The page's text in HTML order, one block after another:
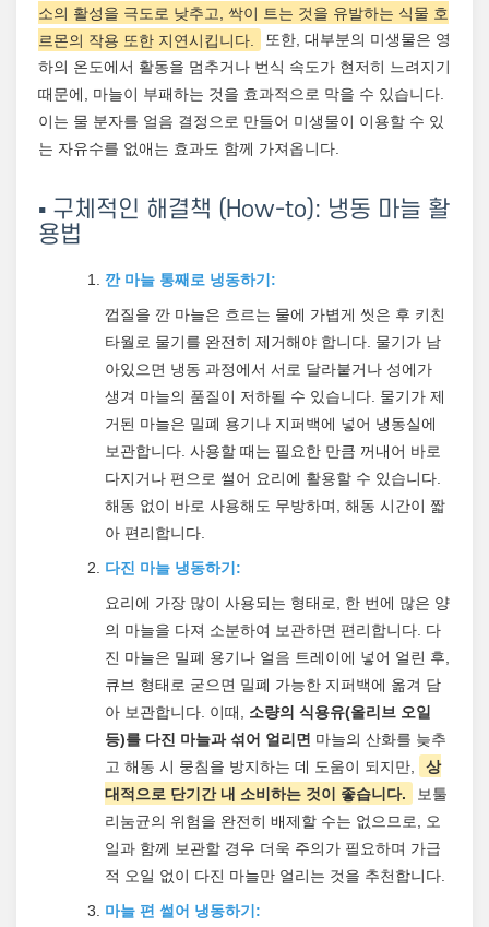
소의 활성을 극도로 낮추고, 싹이 트는 것을 유발하는 식물 호
르몬의 작용 또한 지연시킵니다.
또한, 대부분의 미생물은 영
하의 온도에서 활동을 멈추거나 번식 속도가 현저히 느려지기
때문에, 마늘이 부패하는 것을 효과적으로 막을 수 있습니다.
이는 물 분자를 얼음 결정으로 만들어 미생물이 이용할 수 있
는 자유수를 없애는 효과도 함께 가져옵니다.
▪️ 구체적인 해결책 (How-to): 냉동 마늘 활
용법
깐 마늘 통째로 냉동하기:
껍질을 깐 마늘은 흐르는 물에 가볍게 씻은 후 키친
타월로 물기를 완전히 제거해야 합니다. 물기가 남
아있으면 냉동 과정에서 서로 달라붙거나 성에가
생겨 마늘의 품질이 저하될 수 있습니다. 물기가 제
거된 마늘은 밀폐 용기나 지퍼백에 넣어 냉동실에
보관합니다. 사용할 때는 필요한 만큼 꺼내어 바로
다지거나 편으로 썰어 요리에 활용할 수 있습니다.
해동 없이 바로 사용해도 무방하며, 해동 시간이 짧
아 편리합니다.
다진 마늘 냉동하기:
요리에 가장 많이 사용되는 형태로, 한 번에 많은 양
의 마늘을 다져 소분하여 보관하면 편리합니다. 다
진 마늘은 밀폐 용기나 얼음 트레이에 넣어 얼린 후,
큐브 형태로 굳으면 밀폐 가능한 지퍼백에 옮겨 담
아 보관합니다. 이때, 소량의 식용유(올리브 오일
등)를 다진 마늘과 섞어 얼리면 마늘의 산화를 늦추
고 해동 시 뭉침을 방지하는 데 도움이 되지만,
상
대적으로 단기간 내 소비하는 것이 좋습니다.
보툴
리눔균의 위험을 완전히 배제할 수는 없으므로, 오
일과 함께 보관할 경우 더욱 주의가 필요하며 가급
적 오일 없이 다진 마늘만 얼리는 것을 추천합니다.
마늘 편 썰어 냉동하기: